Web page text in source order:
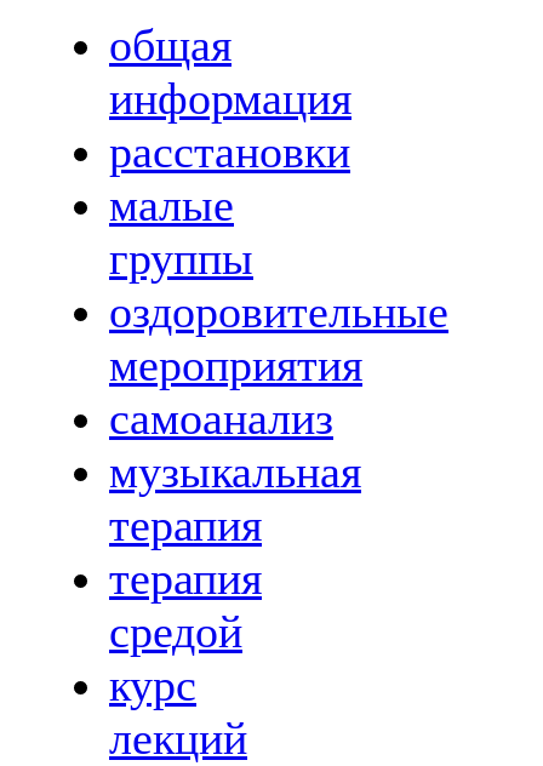
общая
информация
расстановки
малые
группы
оздоровительные
мероприятия
самоанализ
музыкальная
терапия
терапия
средой
курс
лекций